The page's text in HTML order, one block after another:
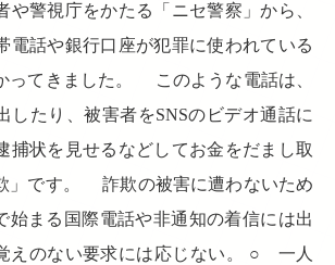
や警視庁をかたる「ニセ警察」から、
電話や銀行口座が犯罪に使われている
ってきました。 このような電話は、
したり、被害者をSNSのビデオ通話に
捕状を見せるなどしてお金をだまし取
」です。 詐欺の被害に遭わないため
まる国際電話や非通知の着信には出
のない要求には応じない。 ○ 一人